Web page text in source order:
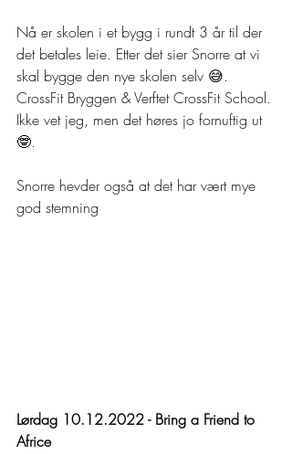
Nå er skolen i et bygg i rundt 3 år til der
det betales leie. Etter det sier Snorre at vi
skal bygge den nye skolen selv 😅.
CrossFit Bryggen & Verftet CrossFit School.
Ikke vet jeg, men det høres jo fornuftig ut
🤓.
Snorre hevder også at det har vært mye
god stemning
Lørdag 10.12.2022 - Bring a Friend to
Africe